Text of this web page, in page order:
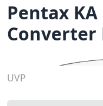
Pentax KA
Converter
UVP